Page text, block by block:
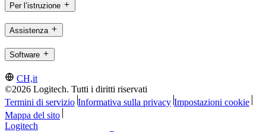
Per l’istruzione
Assistenza
Software
CH,it
©2026 Logitech. Tutti i diritti riservati
Termini di servizio Informativa sulla privacy Impostazioni cookie
Mappa del sito
Logitech